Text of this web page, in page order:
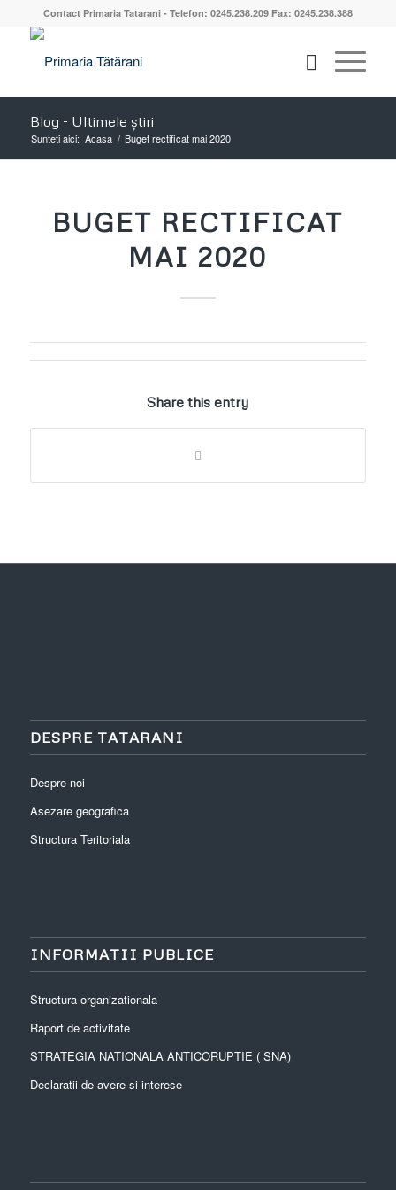
Contact Primaria Tatarani - Telefon: 0245.238.209 Fax: 0245.238.388
Blog - Ultimele știri
Sunteți aici: Acasa / Buget rectificat mai 2020
BUGET RECTIFICAT
MAI 2020
Share this entry
DESPRE TATARANI
Despre noi
Asezare geografica
Structura Teritoriala
INFORMATII PUBLICE
Structura organizationala
Raport de activitate
STRATEGIA NATIONALA ANTICORUPTIE ( SNA)
Declaratii de avere si interese